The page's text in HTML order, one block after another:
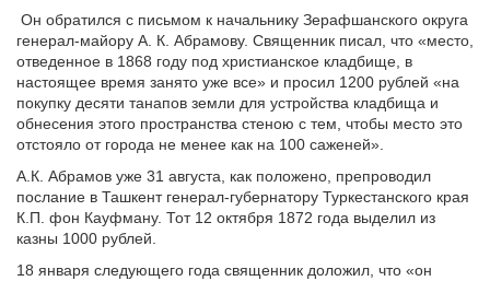
Он обратился с письмом к начальнику Зерафшанского округа
генерал-майору А. К. Абрамову. Священник писал, что «место,
отведенное в 1868 году под христианское кладбище, в
настоящее время занято уже все» и просил 1200 рублей «на
покупку десяти танапов земли для устройства кладбища и
обнесения этого пространства стеною с тем, чтобы место это
отстояло от города не менее как на 100 саженей».
А.К. Абрамов уже 31 августа, как положено, препроводил
послание в Ташкент генерал-губернатору Туркестанского края
К.П. фон Кауфману. Тот 12 октября 1872 года выделил из
казны 1000 рублей.
18 января следующего года священник доложил, что «он